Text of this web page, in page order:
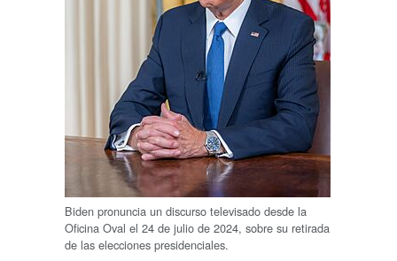
Biden pronuncia un discurso televisado desde la
Oficina Oval el 24 de julio de 2024, sobre su retirada
de las elecciones presidenciales.